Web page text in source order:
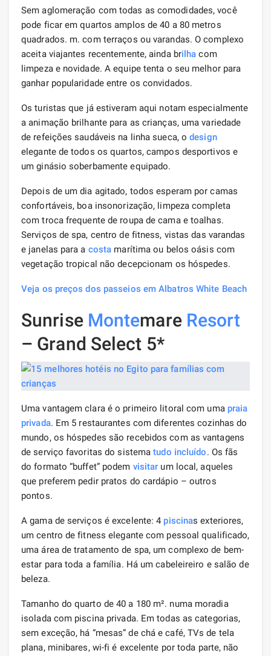
Sem aglomeração com todas as comodidades, você
pode ficar em quartos amplos de 40 a 80 metros
quadrados. m. com terraços ou varandas. O complexo
aceita viajantes recentemente, ainda brilha com
limpeza e novidade. A equipe tenta o seu melhor para
ganhar popularidade entre os convidados.
Os turistas que já estiveram aqui notam especialmente
a animação brilhante para as crianças, uma variedade
de refeições saudáveis ​​na linha sueca, odesign
elegante de todos os quartos, campos desportivos e
um ginásio soberbamente equipado.
Depois de um dia agitado, todos esperam por camas
confortáveis, boa insonorização, limpeza completa
com troca frequente de roupa de cama e toalhas.
Serviços de spa, centro de fitness, vistas das varandas
e janelas para a costa marítima ou belos oásis com
vegetação tropical não decepcionam os hóspedes.
Veja os preços dos passeios em Albatros White Beach
Sunrise Montemare Resort
– Grand Select 5*
Uma vantagem clara é o primeiro litoral com uma praia
privada. Em 5 restaurantes com diferentes cozinhas do
mundo, os hóspedes são recebidos com as vantagens
de serviço favoritas do sistematudo incluído. Os fãs
do formato “buffet” podem visitar um local, aqueles
que preferem pedir pratos do cardápio – outros
pontos.
A gama de serviços é excelente: 4 piscinas exteriores,
um centro de fitness elegante com pessoal qualificado,
uma área de tratamento de spa, um complexo de bem-
estar para toda a família. Há um cabeleireiro e salão de
beleza.
Tamanho do quarto de 40 a 180 m². numa moradia
isolada com piscina privada. Em todas as categorias,
sem exceção, há “mesas” de chá e café, TVs de tela
plana, minibares, wi-fi é excelente por toda parte, não